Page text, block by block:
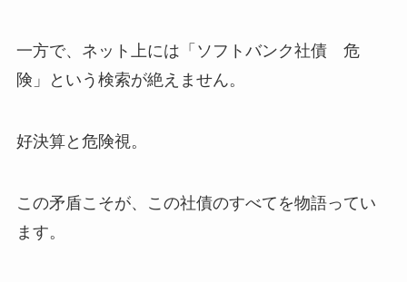
一方で、ネット上には「ソフトバンク社債 危
険」という検索が絶えません。
好決算と危険視。
この矛盾こそが、この社債のすべてを物語ってい
ます。